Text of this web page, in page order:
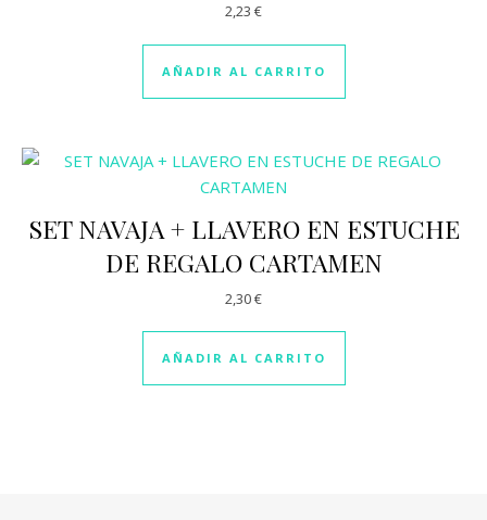
Valorado
2.97
de 5
2,23 €
AÑADIR AL CARRITO
SET NAVAJA + LLAVERO EN ESTUCHE
DE REGALO CARTAMEN
2,30€
AÑADIR AL CARRITO